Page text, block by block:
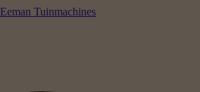
Eeman Tuinmachines